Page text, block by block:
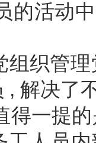
的活动
织管
, 解决了
得一提